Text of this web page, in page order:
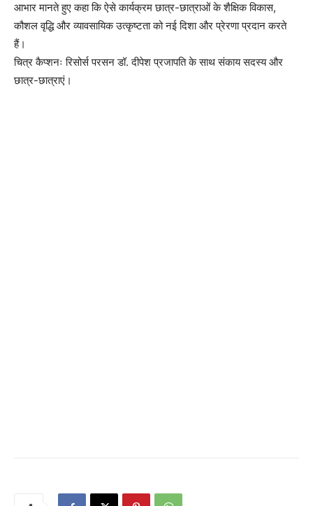
आभार मानते हुए कहा कि ऐसे कार्यक्रम छात्र-छात्राओं के शैक्षिक विकास,
कौशल वृद्धि और व्यावसायिक उत्कृष्टता को नई दिशा और प्रेरणा प्रदान करते
हैं।
चित्र कैप्शनः रिसोर्स परसन डॉ. दीपेश प्रजापति के साथ संकाय सदस्य और
छात्र-छात्राएं।